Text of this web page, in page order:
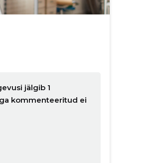
jälgib 1
kommenteeritud ei